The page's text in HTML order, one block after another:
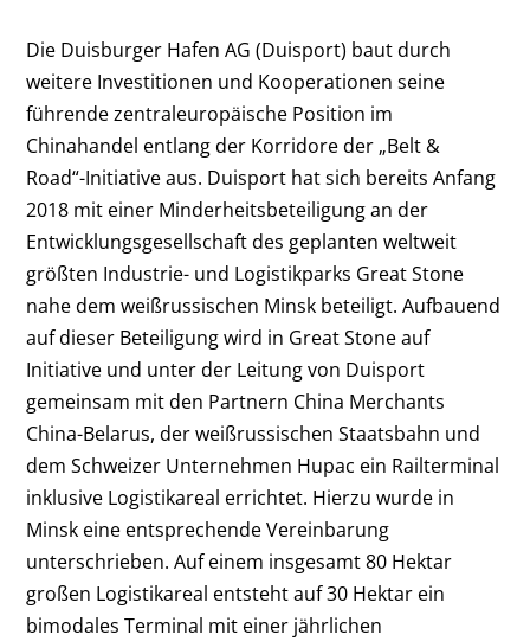
Die Duisburger Hafen AG (Duisport) baut durch
weitere Investitionen und Kooperationen seine
führende zentraleuropäische Position im
Chinahandel entlang der Korridore der „Belt &
Road“-Initiative aus. Duisport hat sich bereits Anfang
2018 mit einer Minderheitsbeteiligung an der
Entwicklungsgesellschaft des geplanten weltweit
größten Industrie- und Logistikparks Great Stone
nahe dem weißrussischen Minsk beteiligt. Aufbauend
auf dieser Beteiligung wird in Great Stone auf
Initiative und unter der Leitung von Duisport
gemeinsam mit den Partnern China Merchants
China-Belarus, der weißrussischen Staatsbahn und
dem Schweizer Unternehmen Hupac ein Railterminal
inklusive Logistikareal errichtet. Hierzu wurde in
Minsk eine entsprechende Vereinbarung
unterschrieben. Auf einem insgesamt 80 Hektar
großen Logistikareal entsteht auf 30 Hektar ein
bimodales Terminal mit einer jährlichen